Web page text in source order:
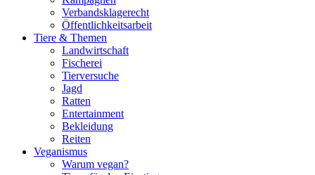
Verbandsklagerecht
Öffentlichkeitsarbeit
Tiere & Themen
Landwirtschaft
Fischerei
Tierversuche
Jagd
Ratten
Entertainment
Bekleidung
Reiten
Veganismus
Warum vegan?